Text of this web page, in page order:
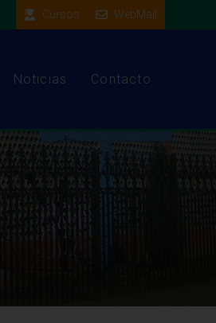
Cursos WebMail
Noticias Contacto